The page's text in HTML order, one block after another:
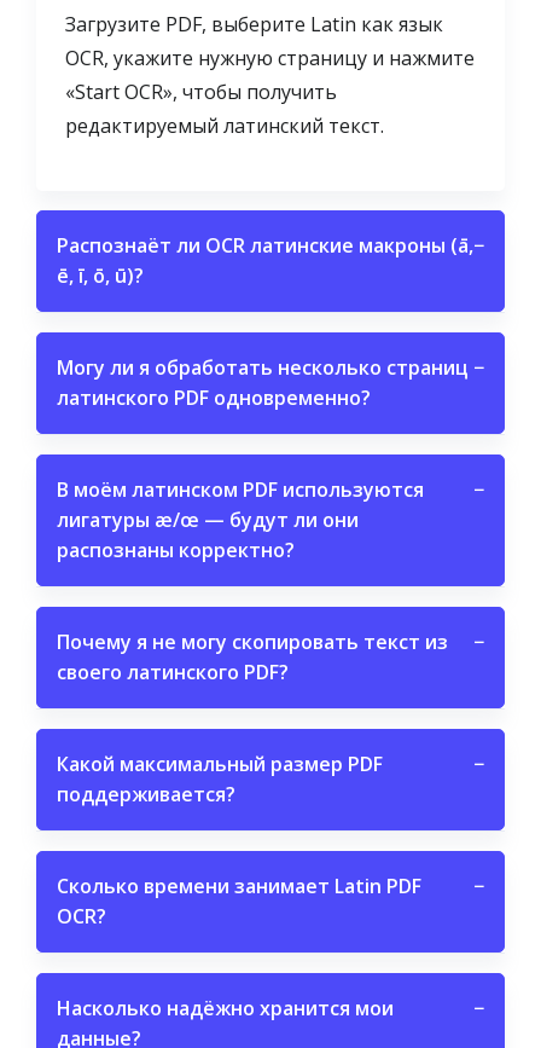
Загрузите PDF, выберите Latin как язык
OCR, укажите нужную страницу и нажмите
«Start OCR», чтобы получить
редактируемый латинский текст.
Распознаёт ли OCR латинские макроны (ā,
ē, ī, ō, ū)?
−
Могу ли я обработать несколько страниц
латинского PDF одновременно?
−
В моём латинском PDF используются
лигатуры æ/œ — будут ли они
распознаны корректно?
−
Почему я не могу скопировать текст из
своего латинского PDF?
−
Какой максимальный размер PDF
поддерживается?
−
Сколько времени занимает Latin PDF
OCR?
−
Насколько надёжно хранится мои
данные?
−